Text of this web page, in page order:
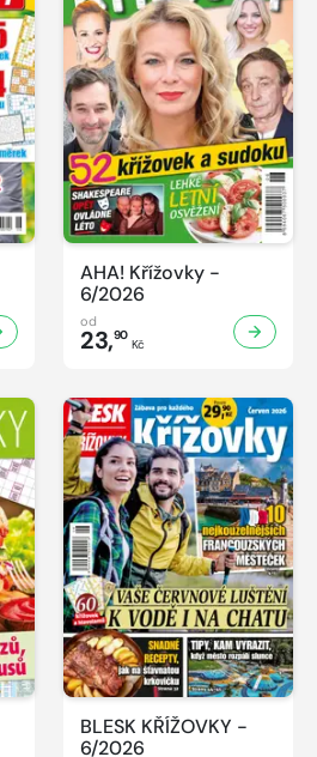
AHA! Křížovky -
6/2026
od
23,90
Kč
BLESK KŘÍŽOVKY -
6/2026